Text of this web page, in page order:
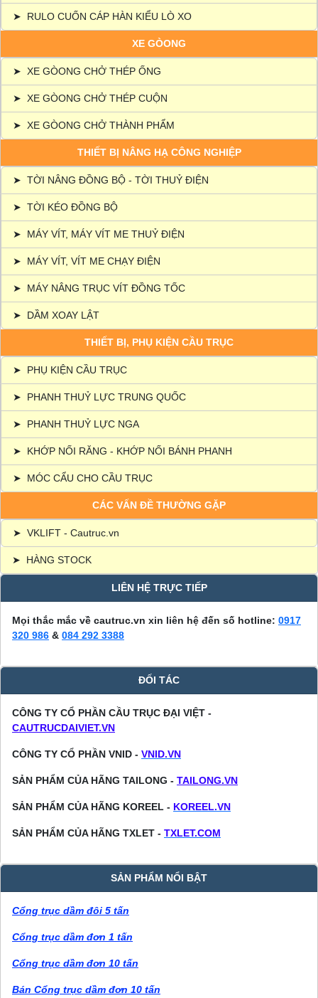
➤ RULO CUỐN CÁP HÀN KIỂU LÒ XO
XE GÒONG
➤ XE GÒONG CHỞ THÉP ỐNG
➤ XE GÒONG CHỞ THÉP CUỘN
➤ XE GÒONG CHỞ THÀNH PHẨM
THIẾT BỊ NÂNG HẠ CÔNG NGHIỆP
➤ TỜI NÂNG ĐỒNG BỘ - TỜI THUỶ ĐIỆN
➤ TỜI KÉO ĐỒNG BỘ
➤ MÁY VÍT, MÁY VÍT ME THUỶ ĐIỆN
➤ MÁY VÍT, VÍT ME CHẠY ĐIỆN
➤ MÁY NÂNG TRỤC VÍT ĐỒNG TỐC
➤ DẦM XOAY LẬT
THIẾT BỊ, PHỤ KIỆN CẦU TRỤC
➤ PHỤ KIỆN CẦU TRỤC
➤ PHANH THUỶ LỰC TRUNG QUỐC
➤ PHANH THUỶ LỰC NGA
➤ KHỚP NỐI RĂNG - KHỚP NỐI BÁNH PHANH
➤ MÓC CẨU CHO CẦU TRỤC
CÁC VẤN ĐỀ THƯỜNG GẶP
➤ VKLIFT - Cautruc.vn
➤ HÀNG STOCK
LIÊN HỆ TRỰC TIẾP
Mọi thắc mắc về cautruc.vn xin liên hệ đến số hotline: 0917
320 986 & 084 292 3388
ĐỐI TÁC
CÔNG TY CỔ PHẦN CẦU TRỤC ĐẠI VIỆT -
CAUTRUCDAIVIET.VN
CÔNG TY CỔ PHẦN VNID - VNID.VN
SẢN PHẨM CỦA HÃNG TAILONG - TAILONG.VN
SẢN PHẨM CỦA HÃNG KOREEL - KOREEL.VN
SẢN PHẨM CỦA HÃNG TXLET - TXLET.COM
SẢN PHẨM NỔI BẬT
Cổng trục dầm đôi 5 tấn
Cổng trục dầm đơn 1 tấn
Cổng trục dầm đơn 10 tấn
Bán Cổng trục dầm đơn 10 tấn